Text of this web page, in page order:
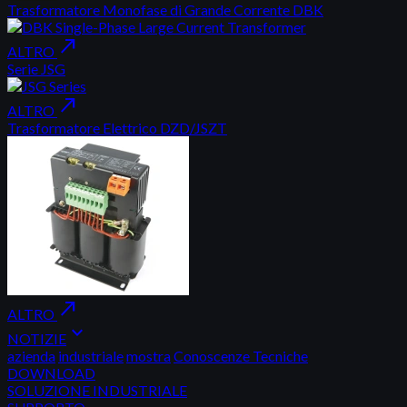
Trasformatore Monofase di Grande Corrente DBK
ALTRO north_east
Serie JSG
ALTRO north_east
Trasformatore Elettrico DZD/JSZT
ALTRO north_east
NOTIZIE expand_more
azienda industrialemostraConoscenze Tecniche
DOWNLOAD
SOLUZIONE INDUSTRIALE